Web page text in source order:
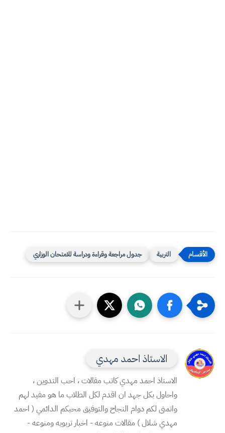
التربية جدول مراجعة وقراءة ودراسة للامتحان الوزاري
الاستاذ احمد مهدي
الاستاذ احمد مهدي كاتب مقالات ، احب التدوين ،
واحاول بكل جهد ان اقدم لكل الطلاب ما هو مفيد لهم
واتمنى لكم دوام النجاح والتوفيق محبكم الدائمي ( احمد
مهدي شلال ) مقالات منوعه - اخبار تربويه ومنوعه -